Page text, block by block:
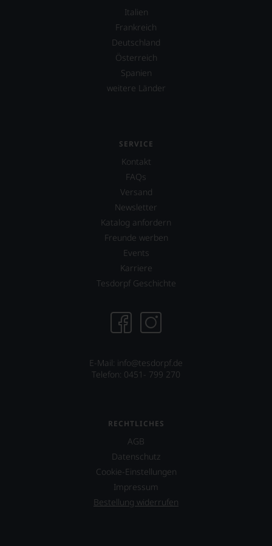
Italien
Frankreich
Deutschland
Österreich
Spanien
weitere Länder
SERVICE
Kontakt
FAQs
Versand
Newsletter
Katalog anfordern
Freunde werben
Events
Karriere
Tesdorpf Geschichte
E-Mail: info@tesdorpf.de
Telefon: 0451- 799 270
RECHTLICHES
AGB
Datenschutz
Cookie-Einstellungen
Impressum
Bestellung widerrufen